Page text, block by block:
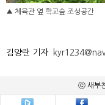
▲ 체육관 옆 학교숲 조성공간
김양란 기자
ⓒ 새부